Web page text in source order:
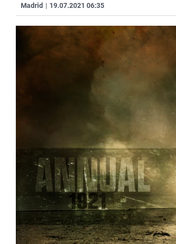
Madrid | 19.07.2021 06:35